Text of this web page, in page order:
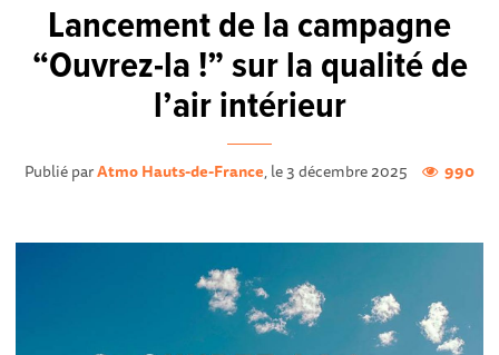
Lancement de la campagne
“Ouvrez-la !” sur la qualité de
l’air intérieur
Publié parAtmo Hauts-de-France, le 3 décembre 2025 990